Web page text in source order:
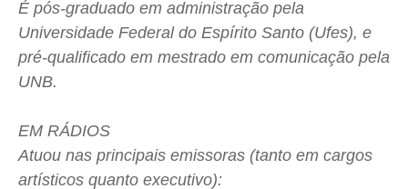
É pós-graduado em administração pela
Universidade Federal do Espírito Santo (Ufes), e
pré-qualificado em mestrado em comunicação pela
UNB.
EM RÁDIOS
Atuou nas principais emissoras (tanto em cargos
artísticos quanto executivo):